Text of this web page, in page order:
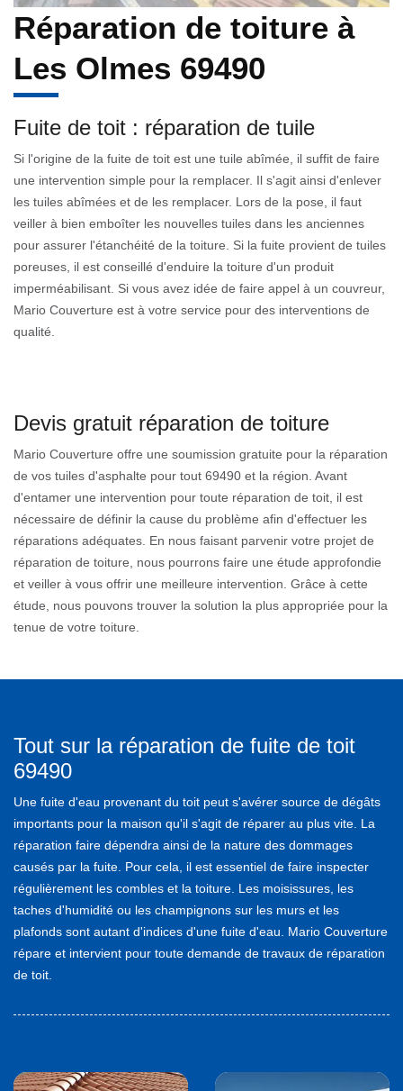
Réparation de toiture à
Les Olmes 69490
Fuite de toit : réparation de tuile
Si l'origine de la fuite de toit est une tuile abîmée, il suffit de faire
une intervention simple pour la remplacer. Il s'agit ainsi d'enlever
les tuiles abîmées et de les remplacer. Lors de la pose, il faut
veiller à bien emboîter les nouvelles tuiles dans les anciennes
pour assurer l'étanchéité de la toiture. Si la fuite provient de tuiles
poreuses, il est conseillé d'enduire la toiture d'un produit
imperméabilisant. Si vous avez idée de faire appel à un couvreur,
Mario Couverture est à votre service pour des interventions de
qualité.
Devis gratuit réparation de toiture
Mario Couverture offre une soumission gratuite pour la réparation
de vos tuiles d'asphalte pour tout 69490 et la région. Avant
d'entamer une intervention pour toute réparation de toit, il est
nécessaire de définir la cause du problème afin d'effectuer les
réparations adéquates. En nous faisant parvenir votre projet de
réparation de toiture, nous pourrons faire une étude approfondie
et veiller à vous offrir une meilleure intervention. Grâce à cette
étude, nous pouvons trouver la solution la plus appropriée pour la
tenue de votre toiture.
Tout sur la réparation de fuite de toit
69490
Une fuite d'eau provenant du toit peut s'avérer source de dégâts
importants pour la maison qu'il s'agit de réparer au plus vite. La
réparation faire dépendra ainsi de la nature des dommages
causés par la fuite. Pour cela, il est essentiel de faire inspecter
régulièrement les combles et la toiture. Les moisissures, les
taches d'humidité ou les champignons sur les murs et les
plafonds sont autant d'indices d'une fuite d'eau. Mario Couverture
répare et intervient pour toute demande de travaux de réparation
de toit.